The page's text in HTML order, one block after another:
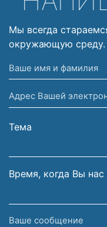
Мы всегда
окружающую среду.
Ваше
имя
и
фамилия
Адрес
Вашей
электронной
Тема
Время, когда Вы
Ваше